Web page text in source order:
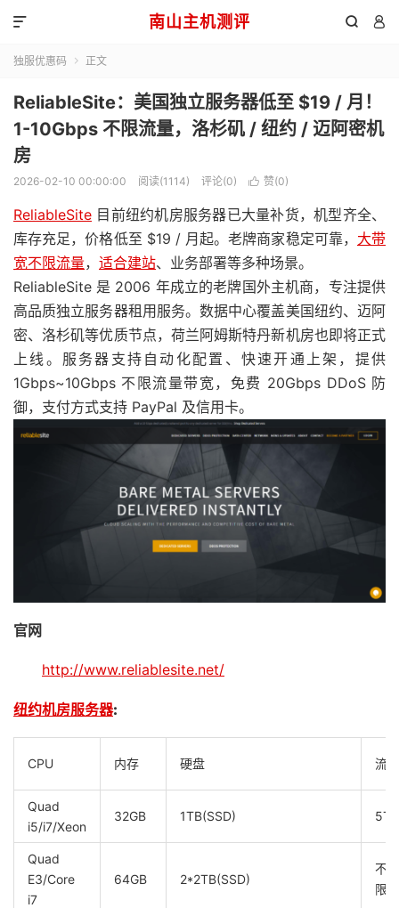
南山主机测评  

独服优惠码  正文
ReliableSite：美国独立服务器低至 $19 / 月！
1-10Gbps 不限流量，洛杉矶 / 纽约 / 迈阿密机
房
2026-02-10 00:00:00 阅读(1114) 评论(0)  赞(0)
ReliableSite 目前纽约机房服务器已大量补货，机型齐全、
库存充足，价格低至 $19 / 月起。老牌商家稳定可靠， 大带
宽不限流量， 适合建站、业务部署等多种场景。
ReliableSite 是 2006 年成立的老牌国外主机商，专注提供
高品质独立服务器租用服务。数据中心覆盖美国纽约、迈阿
密、洛杉矶等优质节点，荷兰阿姆斯特丹新机房也即将正式
上线。服务器支持自动化配置、快速开通上架，提供
1Gbps~10Gbps 不限流量带宽，免费 20Gbps DDoS 防
御，支付方式支持 PayPal 及信用卡。
官网
http://www.reliablesite.net/
纽约机房服务器:
CPU 内存 硬盘 流
Quad
i5/i7/Xeon
32GB 1TB(SSD)
Quad
E3/Core
i7
64GB 2*2TB(SSD)
不
限/